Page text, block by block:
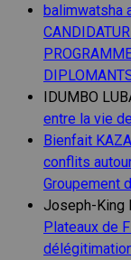
balimwatsha
IDUMBO
entre la vie
Bienfait
conflits
Groupement
Joseph-King
Plateaux de